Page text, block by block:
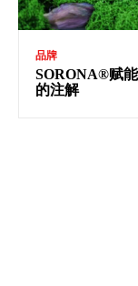
品牌
SORONA®赋
的注解